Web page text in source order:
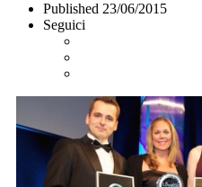
Published 23/06/2015
Seguici